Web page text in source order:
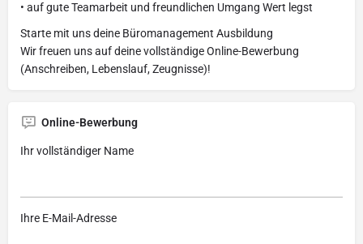
• auf gute Teamarbeit und freundlichen Umgang Wert legst
Starte mit uns deine Büromanagement Ausbildung
Wir freuen uns auf deine vollständige Online-Bewerbung
(Anschreiben, Lebenslauf, Zeugnisse)!
Online-Bewerbung
Ihr vollständiger Name
Ihre E-Mail-Adresse